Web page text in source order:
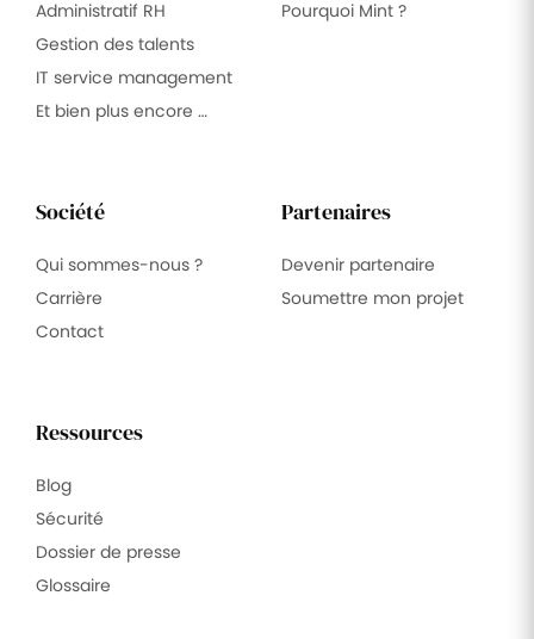
Administratif RH
Gestion des talents
IT service management
Et bien plus encore …
Pourquoi Mint ?
Société
Qui sommes-nous ?
Carrière
Contact
Partenaires
Devenir partenaire
Soumettre mon projet
Ressources
Blog
Sécurité
Dossier de presse
Glossaire